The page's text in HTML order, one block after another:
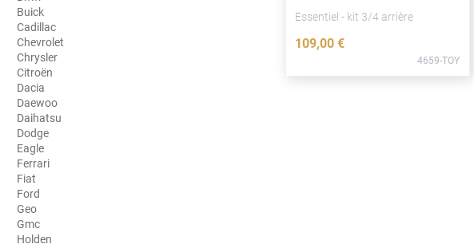
Opel
Peugeot
Porsche
Renault
Seat
Skoda
Tesla
Toyota
Buick
Cadillac
Chevrolet
Chrysler
Citroën
Dacia
Daewoo
Daihatsu
Dodge
Eagle
Ferrari
Fiat
Ford
Geo
Gmc
Holden
Essentiel - kit 3/4 arrière
109,00 €
4659-TOY